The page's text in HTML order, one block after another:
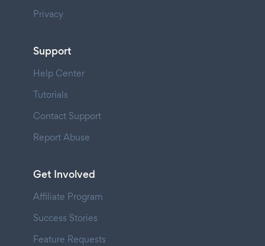
Privacy
Support
Help Center
Tutorials
Contact Support
Report Abuse
Get Involved
Affiliate Program
Success Stories
Feature Requests